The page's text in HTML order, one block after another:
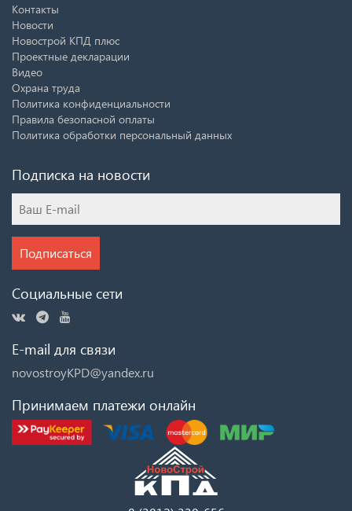
Контакты
Новости
Новострой КПД плюс
Проектные декларации
Видео
Охрана труда
Политика конфиденциальности
Правила безопасной оплаты
Политика обработки персональный данных
Подписка на новости
Подписаться
Социальные сети
E-mail для связи
novostroyKPD@yandex.ru
Принимаем платежи онлайн